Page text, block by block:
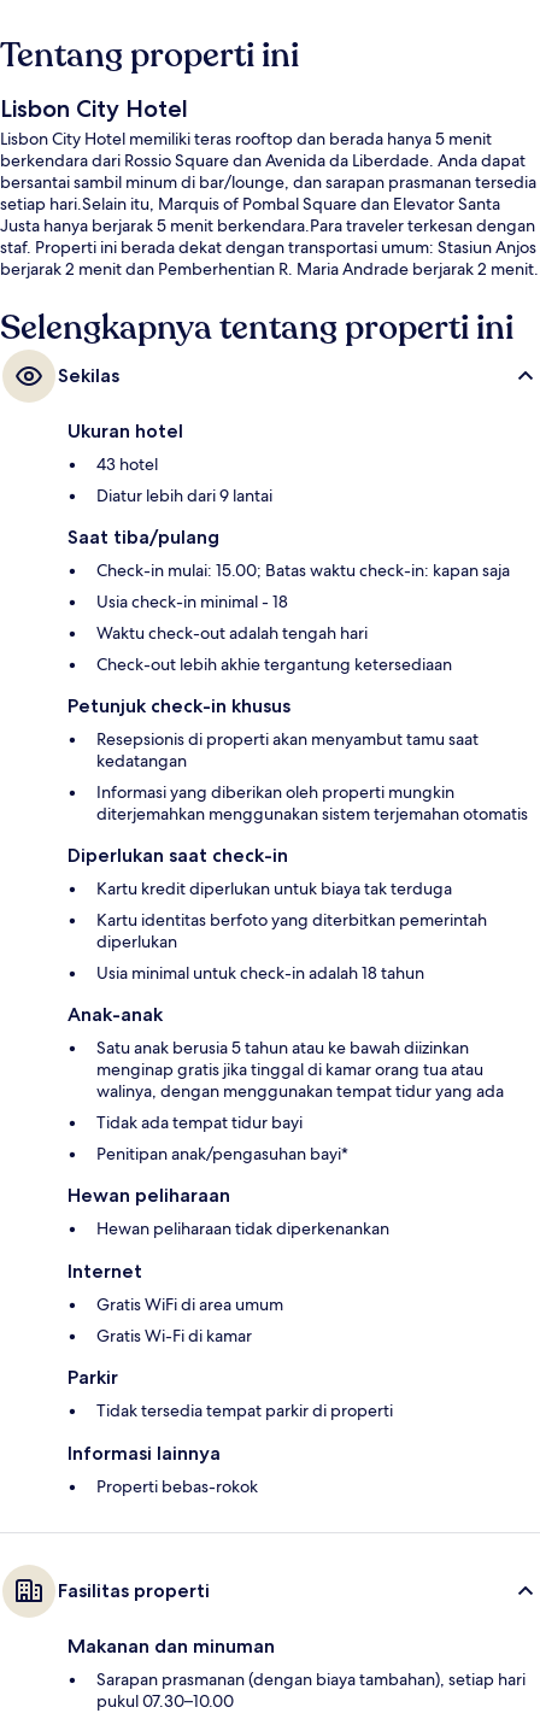
Tentang properti ini
Lisbon City Hotel
Lisbon City Hotel memiliki teras rooftop dan berada hanya 5 menit
berkendara dari Rossio Square dan Avenida da Liberdade. Anda dapat
bersantai sambil minum di bar/lounge, dan sarapan prasmanan tersedia
setiap hari.Selain itu, Marquis of Pombal Square dan Elevator Santa
Justa hanya berjarak 5 menit berkendara.Para traveler terkesan dengan
staf. Properti ini berada dekat dengan transportasi umum: Stasiun Anjos
berjarak 2 menit dan Pemberhentian R. Maria Andrade berjarak 2 menit.
Selengkapnya tentang properti ini
Sekilas
Ukuran hotel
43 hotel
Diatur lebih dari 9 lantai
Saat tiba/pulang
Check-in mulai: 15.00; Batas waktu check-in: kapan saja
Usia check-in minimal - 18
Waktu check-out adalah tengah hari
Check-out lebih akhie tergantung ketersediaan
Petunjuk check-in khusus
Resepsionis di properti akan menyambut tamu saat
kedatangan
Informasi yang diberikan oleh properti mungkin
diterjemahkan menggunakan sistem terjemahan otomatis
Diperlukan saat check-in
Kartu kredit diperlukan untuk biaya tak terduga
Kartu identitas berfoto yang diterbitkan pemerintah
diperlukan
Usia minimal untuk check-in adalah 18 tahun
Anak-anak
Satu anak berusia 5 tahun atau ke bawah diizinkan
menginap gratis jika tinggal di kamar orang tua atau
walinya, dengan menggunakan tempat tidur yang ada
Tidak ada tempat tidur bayi
Penitipan anak/pengasuhan bayi*
Hewan peliharaan
Hewan peliharaan tidak diperkenankan
Internet
Gratis WiFi di area umum
Gratis Wi-Fi di kamar
Parkir
Tidak tersedia tempat parkir di properti
Informasi lainnya
Properti bebas-rokok
Fasilitas properti
Makanan dan minuman
Sarapan prasmanan (dengan biaya tambahan), setiap hari
pukul 07.30–10.00